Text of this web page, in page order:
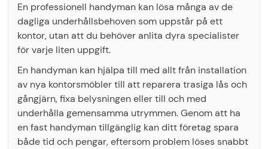
En professionell handyman kan lösa många av de
dagliga underhållsbehoven som uppstår på ett
kontor, utan att du behöver anlita dyra specialister
för varje liten uppgift.
En handyman kan hjälpa till med allt från installation
av nya kontorsmöbler till att reparera trasiga lås och
gångjärn, fixa belysningen eller till och med
underhålla gemensamma utrymmen. Genom att ha
en fast handyman tillgänglig kan ditt företag spara
både tid och pengar, eftersom problem löses snabbt